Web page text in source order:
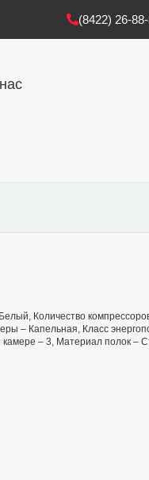
(8422) 26-
Количество
– Капельная, Класс
– 3, Материал полок –